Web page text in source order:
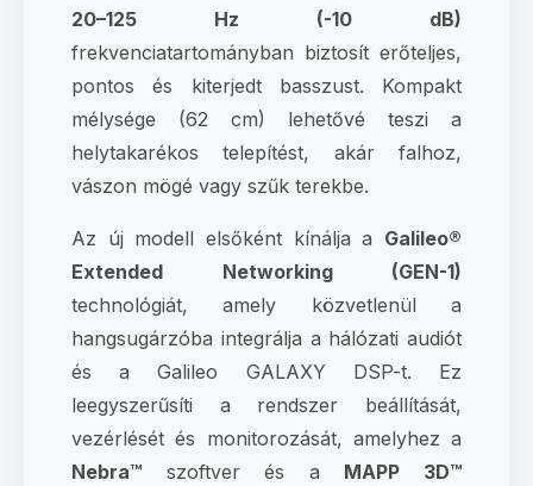
20–125 Hz (-10 dB)
frekvenciatartományban biztosít erőteljes,
pontos és kiterjedt basszust. Kompakt
mélysége (62 cm) lehetővé teszi a
helytakarékos telepítést, akár falhoz,
vászon mögé vagy szűk terekbe.
Az új modell elsőként kínálja a Galileo®
Extended Networking (GEN-1)
technológiát, amely közvetlenül a
hangsugárzóba integrálja a hálózati audiót
és a Galileo GALAXY DSP-t. Ez
leegyszerűsíti a rendszer beállítását,
vezérlését és monitorozását, amelyhez a
Nebra™ szoftver és a MAPP 3D™